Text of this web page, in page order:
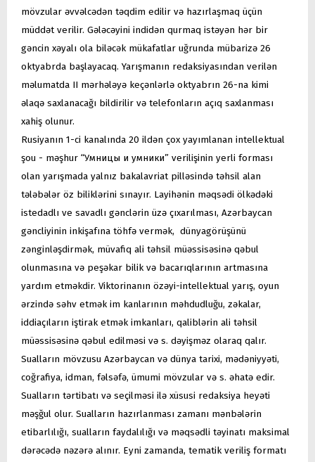
mövzular əvvəlcədən təqdim edilir və hazırlaşmaq üçün
müddət verilir. Gələcəyini indidən qurmaq istəyən hər bir
gəncin xəyalı ola biləcək mükafatlar uğrunda mübarizə 26
oktyabrda başlayacaq. Yarışmanın redaksiyasından verilən
məlumatda II mərhələyə keçənlərlə oktyabrın 26-na kimi
əlaqə saxlanacağı bildirilir və telefonların açıq saxlanması
xahiş olunur.
Rusiyanın 1-ci kanalında 20 ildən çox yayımlanan intellektual
şou - məşhur “Умницы и умники” verilişinin yerli forması
olan yarışmada yalnız bakalavriat pilləsində təhsil alan
tələbələr öz biliklərini sınayır. Layihənin məqsədi ölkədəki
istedadlı ve savadlı gənclərin üzə çıxarılması, Azərbaycan
gəncliyinin inkişafına töhfə vermək, dünyagörüşünü
zənginləşdirmək, müvafiq ali təhsil müəssisəsinə qəbul
olunmasına və peşəkar bilik və bacarıqlarının artmasına
yardım etməkdir. Viktorinanın özəyi-intellektual yarış, oyun
ərzində səhv etmək im kanlarının məhdudluğu, zəkalar,
iddiaçıların iştirak etmək imkanları, qaliblərin ali təhsil
müəssisəsinə qəbul edilməsi və s. dəyişməz olaraq qalır.
Sualların mövzusu Azərbaycan və dünya tarixi, mədəniyyəti,
coğrafiya, idman, fəlsəfə, ümumi mövzular və s. əhatə edir.
Sualların tərtibatı və seçilməsi ilə xüsusi redaksiya heyəti
məşğul olur. Sualların hazırlanması zamanı mənbələrin
etibarlılığı, sualların faydalılığı və məqsədli təyinatı maksimal
dərəcədə nəzərə alınır. Eyni zamanda, tematik veriliş formatı